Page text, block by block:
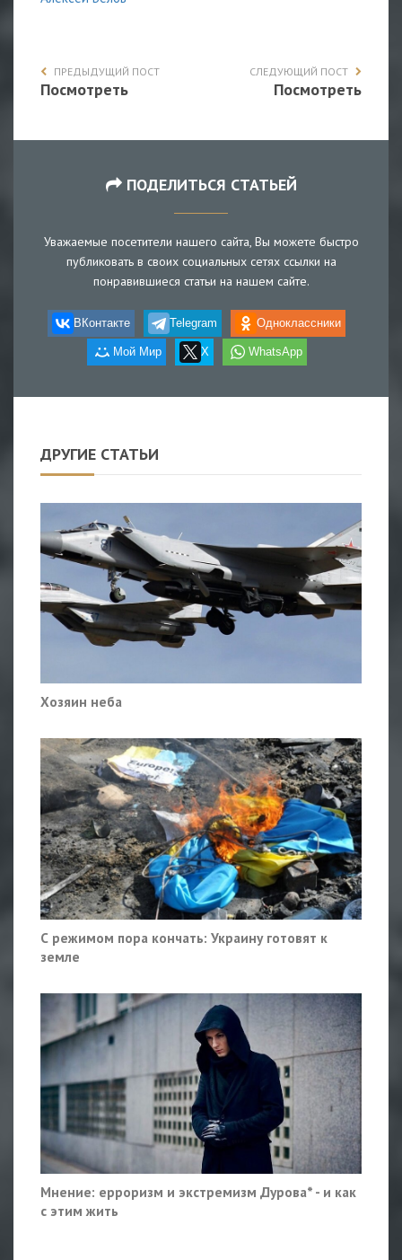
ПРЕДЫДУЩИЙ ПОСТ
Посмотреть
СЛЕДУЮЩИЙ ПОСТ
Посмотреть
ПОДЕЛИТЬСЯ СТАТЬЕЙ
Уважаемые посетители нашего сайта, Вы можете быстро
публиковать в своих социальных сетях ссылки на
понравившиеся статьи на нашем сайте.
ВКонтакте Telegram Одноклассники
Мой Мир X WhatsApp
ДРУГИЕ СТАТЬИ
Хозяин неба
С режимом пора кончать: Украину готовят к
земле
Мнение: ерроризм и экстремизм Дурова* - и как
с этим жить